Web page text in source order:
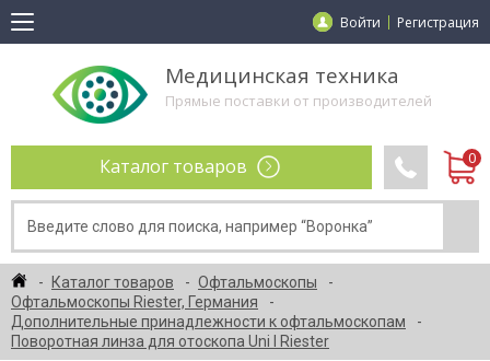
Войти Регистрация
Медицинская техника
Прямые поставки от производителей
Каталог товаров
Каталог товаров
Офтальмоскопы
Офтальмоскопы Riester, Германия
Дополнительные принадлежности к офтальмоскопам
Поворотная линза для отоскопа Uni l Riester